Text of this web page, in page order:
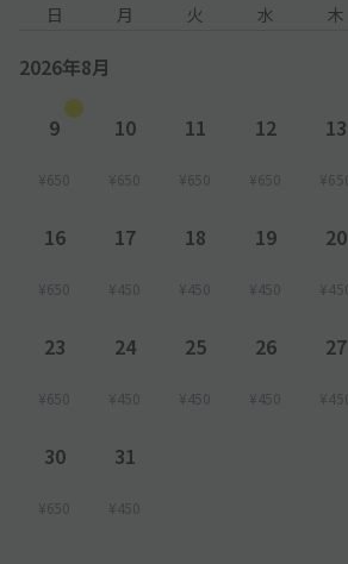
日 月 火 水 木
2026年8月
9
¥650
10
¥650
11
¥650
12
¥650
13
¥650
16
¥650
17
¥450
18
¥450
19
¥450
20
¥450
23
¥650
24
¥450
25
¥450
26
¥450
27
¥450
30
¥650
31
¥450